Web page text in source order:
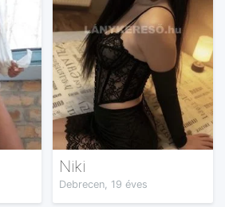
Niki
Debrecen, 19 éves